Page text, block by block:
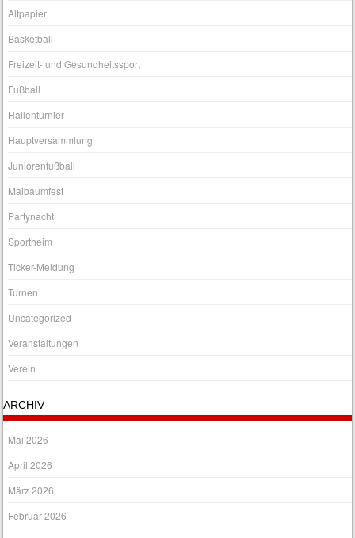
Altpapier
Basketball
Freizeit- und Gesundheitssport
Fußball
Hallenturnier
Hauptversammlung
Juniorenfußball
Maibaumfest
Partynacht
Sportheim
Ticker-Meldung
Turnen
Uncategorized
Veranstaltungen
Verein
ARCHIV
Mai 2026
April 2026
März 2026
Februar 2026